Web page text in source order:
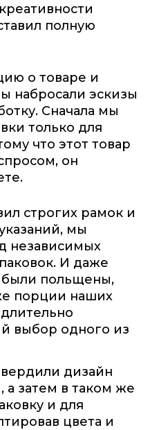
полную
о товаре и
набросали эскизы
Сначала мы
только для
что этот товар
он
строгих рамок и
мы
независимых
И даже
были польщены,
порции наших
выбор одного из
дизайн
а затем в таком же
и для
цвета и